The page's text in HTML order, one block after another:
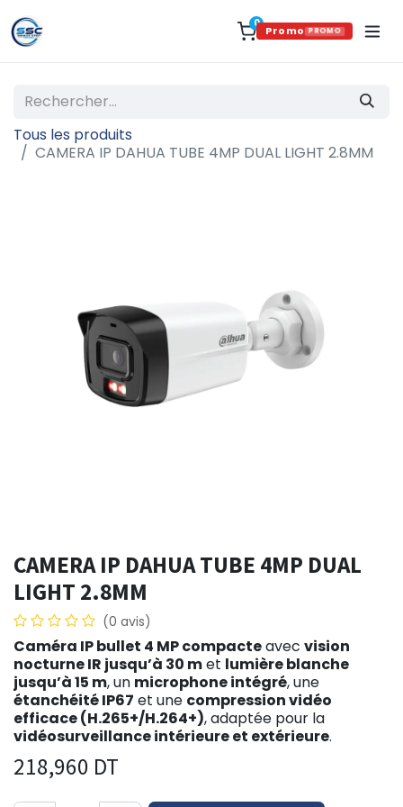
0
Promo PROMO
Tous les produits
CAMERA IP DAHUA TUBE 4MP DUAL LIGHT 2.8MM
CAMERA IP DAHUA TUBE 4MP DUAL
LIGHT 2.8MM
(0 avis)
Caméra IP bullet 4 MP compacteavec vision
nocturne IR jusqu’à 30 met lumière blanche
jusqu’à 15 m, un microphone intégré, une
étanchéité IP67 et une compression vidéo
efficace (H.265+/H.264+), adaptée pour la
vidéosurveillance intérieure et extérieure.
218,960 DT